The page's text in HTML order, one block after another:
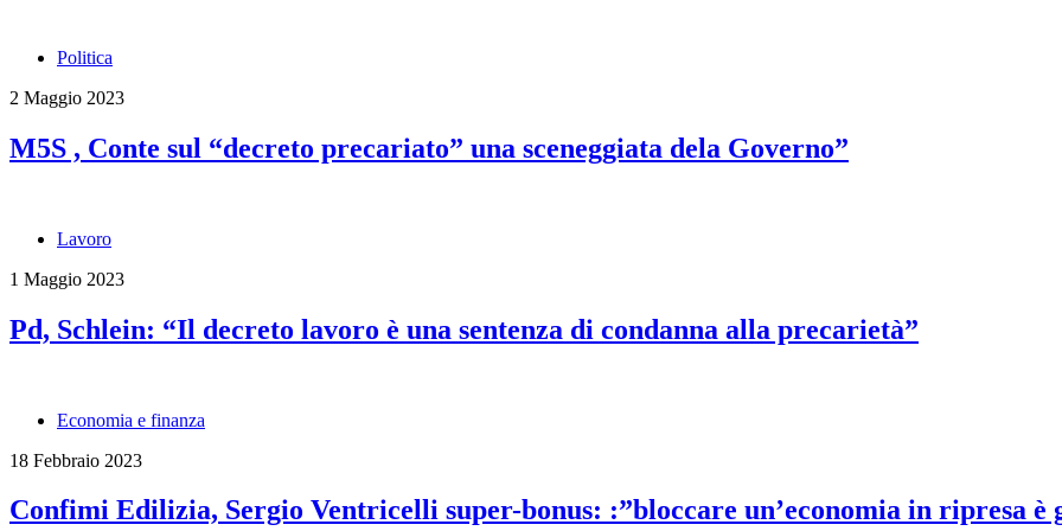
Politica
2 Maggio 2023
M5S , Conte sul “decreto precariato” una sceneggiata dela Governo”
Lavoro
1 Maggio 2023
Pd, Schlein: “Il decreto lavoro è una sentenza di condanna alla precarietà”
Economia e finanza
18 Febbraio 2023
Confimi Edilizia, Sergio Ventricelli super-bonus: :”bloccare un’economia in ripresa è